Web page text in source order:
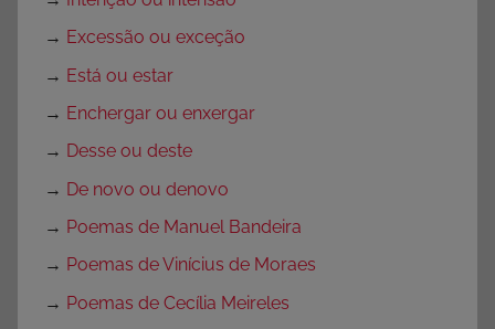
r
→ Excessão ou exceção
→ Está ou estar
→ Enchergar ou enxergar
→ Desse ou deste
→ De novo ou denovo
→ Poemas de Manuel Bandeira
→ Poemas de Vinícius de Moraes
→ Poemas de Cecília Meireles